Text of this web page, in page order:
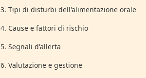
3. Tipi di disturbi dell'alimentazione orale
4. Cause e fattori di rischio
5. Segnali d'allerta
6. Valutazione e gestione